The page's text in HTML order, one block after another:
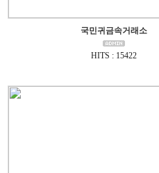
국민귀금속거래소
HITS : 15422